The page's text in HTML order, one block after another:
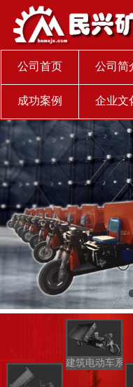
公司首页 公司简
成功案例 企业文
建筑电动车系